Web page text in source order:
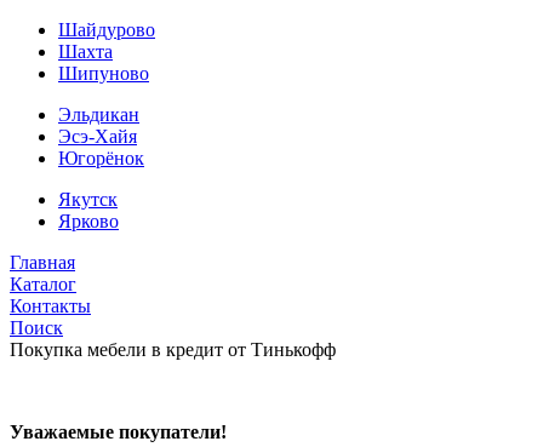
Шайдурово
Шахта
Шипуново
Эльдикан
Эсэ-Хайя
Югорёнок
Якутск
Ярково
Главная
Каталог
Контакты
Поиск
Покупка мебели в кредит от Тинькофф
Уважаемые покупатели!